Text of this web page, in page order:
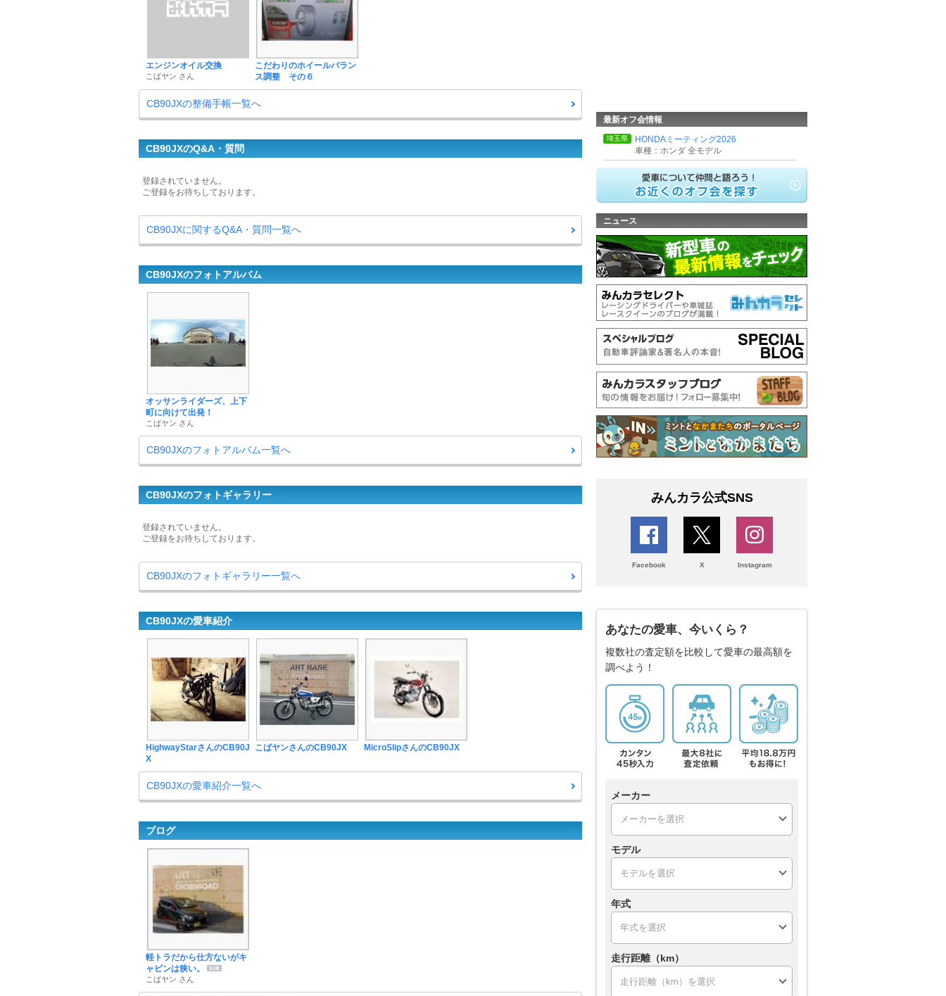
エンジンオイル交換
こばヤン さん
こだわりのホイールバラン
ス調整 その６
CB90JXの整備手帳一覧へ
CB90JXのQ&A・質問
登録されていません。
ご登録をお待ちしております。
CB90JXに関するQ&A・質問一覧へ
CB90JXのフォトアルバム
オッサンライダーズ、上下
町に向けて出発！
こばヤン さん
CB90JXのフォトアルバム一覧へ
CB90JXのフォトギャラリー
登録されていません。
ご登録をお待ちしております。
CB90JXのフォトギャラリー一覧へ
CB90JXの愛車紹介
HighwayStarさんのCB90J
X
こばヤンさんのCB90JX MicroSlipさんのCB90JX
CB90JXの愛車紹介一覧へ
ブログ
軽トラだから仕方ないがキ
ャビンは狭い。
こばヤン さん
最新オフ会情報
埼玉県
HONDAミーティング2026
車種：ホンダ 全モデル
ニュース
みんカラ公式SNS
Facebook X Instagram
あなたの愛車、今いくら？
複数社の査定額を比較して愛車の最高額を
調べよう！
メーカー
モデル
年式
走行距離（km）